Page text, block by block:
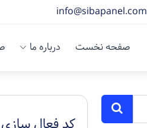
info@sibapanel.com
صفحه نخست درباره ما